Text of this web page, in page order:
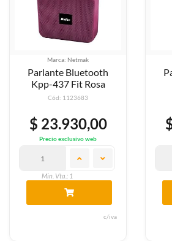
Marca: Netmak
Parlante Bluetooth
Kpp-437 Fit Rosa
Cód: 1123683
$ 23.930,00
Precio exclusivo web
Min. Vta.: 1
c/iva